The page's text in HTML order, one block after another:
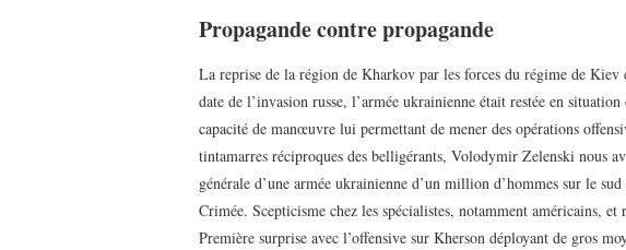
Propagande contre propagande
La reprise de la région de Kharkov par les forces du régime de
date de l’invasion russe, l’armée ukrainienne était restée en
capacité de manœuvre lui permettant de mener des opérations
tintamarres réciproques des belligérants, Volodymir Zelenski nous
générale d’une armée ukrainienne d’un million d’hommes sur le
Crimée. Scepticisme chez les spécialistes, notamment américains,
Première surprise avec l’offensive sur Kherson déployant de gros